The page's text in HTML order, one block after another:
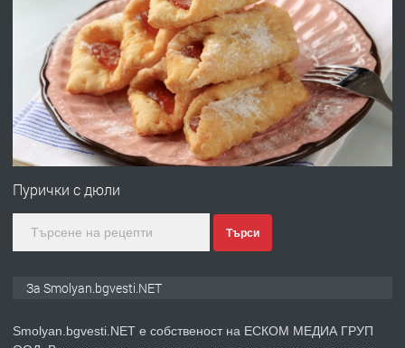
ПРЕДЛАГА
УДЪЛЖАВАНЕ НА ЧОВЕШКИЯТ
ЖИВОТ И ПОДОБРЯВАНЕ НА
НЕГОВОТО КАЧЕСТВО
преди 2 години
ПРЕДЛАГА Имот в Северна Гърция, до Кавала
Пурички с дюли
Търси
За Smolyan.bgvesti.NET
Smolyan.bgvesti.NET е собственост на ЕСКОМ МЕДИА ГРУП